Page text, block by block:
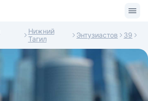
Нижний
Тагил
Энтузиастов 39